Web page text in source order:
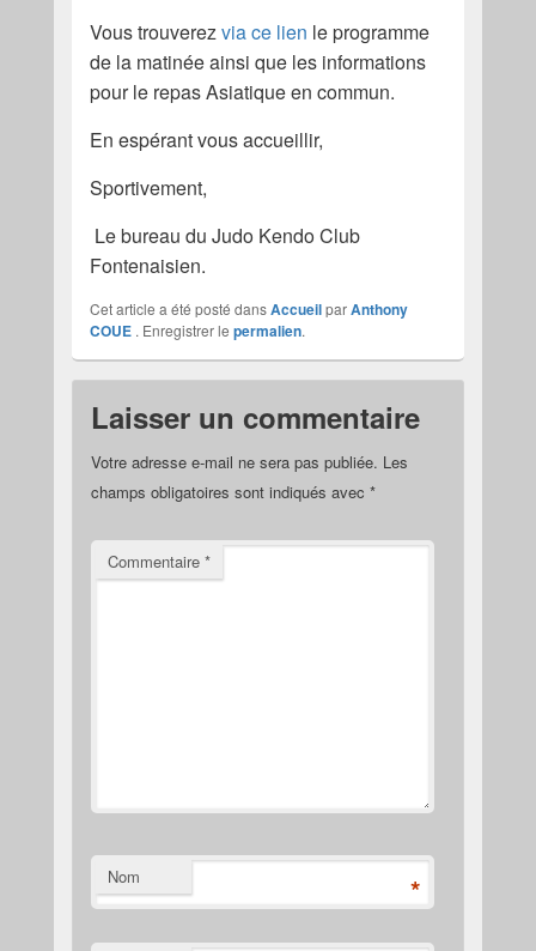
Vous trouverezvia ce lien le programme
de la matinée ainsi que les informations
pour le repas Asiatique en commun.
En espérant vous accueillir,
Sportivement,
Le bureau du Judo Kendo Club
Fontenaisien.
Cet article a été posté dansAccueilparAnthony
COUE. Enregistrer le permalien.
Laisser un commentaire
Votre adresse e-mail ne sera pas publiée. Les
champs obligatoires sont indiqués avec *
Commentaire *
Nom *